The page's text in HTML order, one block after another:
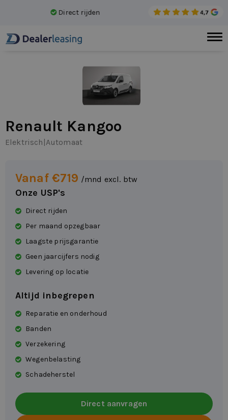
Direct rijden
Renault Kangoo
Elektrisch |Automaat
Vanaf €719 /mnd excl. btw
Onze USP's
Direct rijden
Per maand opzegbaar
Laagste prijsgarantie
Geen jaarcijfers nodig
Levering op locatie
Altijd inbegrepen
Reparatie en onderhoud
Banden
Verzekering
Wegenbelasting
Schadeherstel
Direct aanvragen